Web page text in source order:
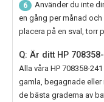
6
Använder du inte
en gång per månad
placera på en sval, torr
Q: Är ditt HP
Alla våra HP 708358-241
gamla, begagnade eller
de bästa graderna av